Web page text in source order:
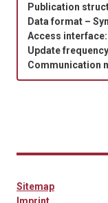
Publication
Data format –
Access interface:
Update
Communication
Sitemap